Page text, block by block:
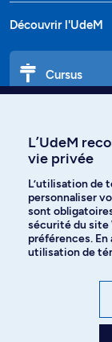
Découvrir l'UdeM
Cursus
Langues
Facebook
L’UdeM
vie privée
L’utilisation de
personnaliser
sont
sécurité du site
préférences.
utilisation de